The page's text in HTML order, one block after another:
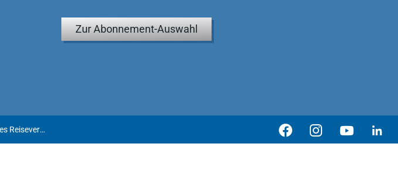
Zur Abonnement-Auswahl
Zum Schutz von Pauschalreisenden bei Insolvenz des Reiseveranstalters